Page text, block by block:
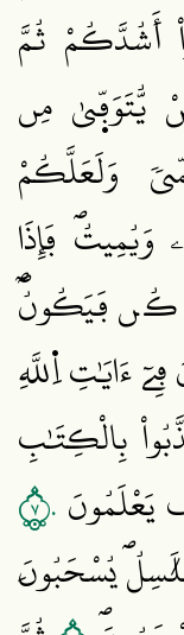
أَشُدَّكُمْ ثُمَّ
يُّتَوَفّ۪يٰ مِن
وَلَعَلَّكُمْ
فَإِذَا
كُن فَيَكُونُۖ
ءَايَٰتِ اِ۬للَّهِ
بِالْكِتَٰبِ
يَعْلَمُونَ٧٠
يُسْحَبُونَ